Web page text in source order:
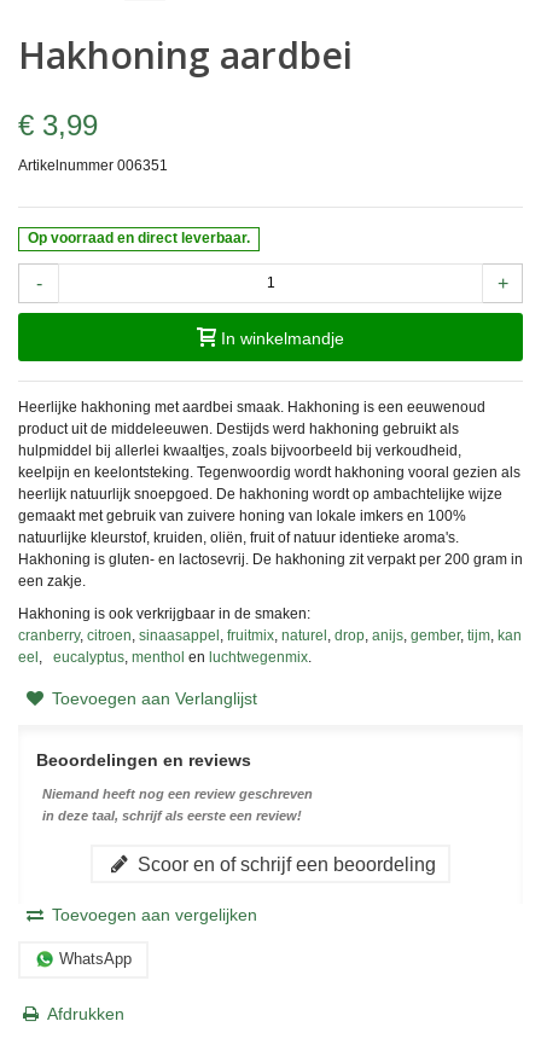
Hakhoning aardbei
€ 3,99
Artikelnummer 006351
Op voorraad en direct leverbaar.
- +
In winkelmandje
Heerlijke hakhoning met aardbei smaak. Hakhoning is een eeuwenoud
product uit de middeleeuwen. Destijds werd hakhoning gebruikt als
hulpmiddel bij allerlei kwaaltjes, zoals bijvoorbeeld bij verkoudheid,
keelpijn en keelontsteking. Tegenwoordig wordt hakhoning vooral gezien als
heerlijk natuurlijk snoepgoed. De hakhoning wordt op ambachtelijke wijze
gemaakt met gebruik van zuivere honing van lokale imkers en 100%
natuurlijke kleurstof, kruiden, oliën, fruit of natuur identieke aroma's.
Hakhoning is gluten- en lactosevrij. De hakhoning zit verpakt per 200 gram in
een zakje.
Hakhoning is ook verkrijgbaar in de smaken:
cranberry, citroen sinaasappel fruitmix naturel drop anijs gember, tijm kan
eel
eucalyptus menthol en luchtwegenmix
Toevoegen aan Verlanglijst
Beoordelingen en reviews
Niemand heeft nog een review geschreven
in deze taal, schrijf als eerste een review!
Scoor en of schrijf een beoordeling
Toevoegen aan vergelijken
WhatsApp
Afdrukken